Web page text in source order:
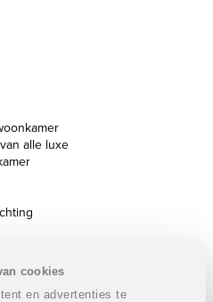
cookies
en advertenties te
alle luxe